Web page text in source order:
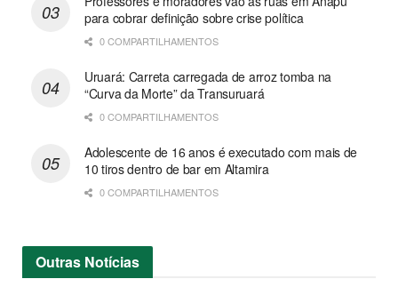
para cobrar definição sobre crise política
0 COMPARTILHAMENTOS
Uruará: Carreta carregada de arroz tomba na
“Curva da Morte” da Transuruará
0 COMPARTILHAMENTOS
Adolescente de 16 anos é executado com mais de
10 tiros dentro de bar em Altamira
0 COMPARTILHAMENTOS
Outras Notícias